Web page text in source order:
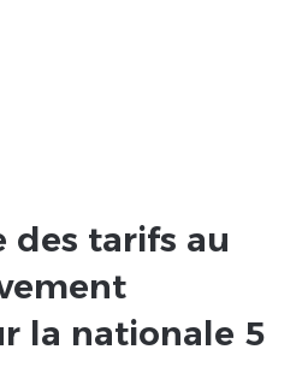
des tarifs au
la nationale 5